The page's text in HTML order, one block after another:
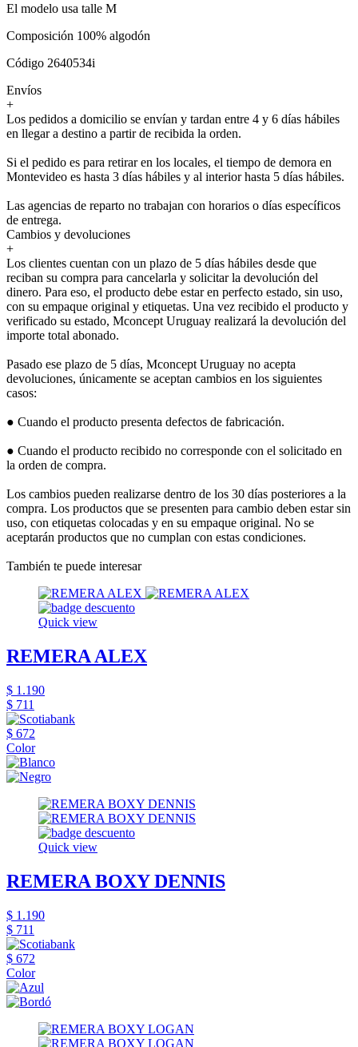
El modelo usa talle M
Composición 100% algodón
Código 2640534i
Envíos
+
Los pedidos a domicilio se envían y tardan entre 4 y 6 días hábiles
en llegar a destino a partir de recibida la orden.
Si el pedido es para retirar en los locales, el tiempo de demora en
Montevideo es hasta 3 días hábiles y al interior hasta 5 días hábiles.
Las agencias de reparto no trabajan con horarios o días específicos
de entrega.
Cambios y devoluciones
+
Los clientes cuentan con un plazo de 5 días hábiles desde que
reciban su compra para cancelarla y solicitar la devolución del
dinero. Para eso, el producto debe estar en perfecto estado, sin uso,
con su empaque original y etiquetas. Una vez recibido el producto y
verificado su estado, Mconcept Uruguay realizará la devolución del
importe total abonado.
Pasado ese plazo de 5 días, Mconcept Uruguay no acepta
devoluciones, únicamente se aceptan cambios en los siguientes
casos:
● Cuando el producto presenta defectos de fabricación.
● Cuando el producto recibido no corresponde con el solicitado en
la orden de compra.
Los cambios pueden realizarse dentro de los 30 días posteriores a la
compra. Los productos que se presenten para cambio deben estar sin
uso, con etiquetas colocadas y en su empaque original. No se
aceptarán productos que no cumplan con estas condiciones.
También te puede interesar
Quick view
REMERA ALEX
$ 1.190
$ 711
$ 672
Color
Quick view
REMERA BOXY DENNIS
$ 1.190
$ 711
$ 672
Color